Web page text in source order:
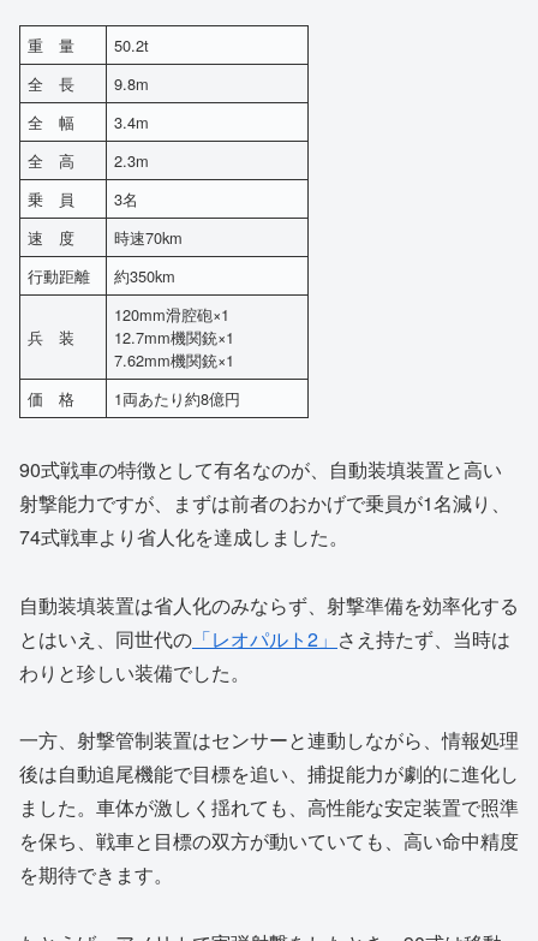
重 量
50.2t
全 長
9.8m
全 幅
3.4m
全 高
2.3m
乗 員
3名
速 度
時速70km
行動距離
約350km
兵 装
120mm滑腔砲×1
12.7mm機関銃×1
7.62mm機関銃×1
価 格
1両あたり約8億円
90式戦車の特徴として有名なのが、自動装填装置と高い
射撃能力ですが、まずは前者のおかげで乗員が1名減り、
74式戦車より省人化を達成しました。
自動装填装置は省人化のみならず、射撃準備を効率化する
とはいえ、同世代の 「レオパルト2」 さえ持たず、当時は
わりと珍しい装備でした。
一方、射撃管制装置はセンサーと連動しながら、情報処理
後は自動追尾機能で目標を追い、捕捉能力が劇的に進化し
ました。車体が激しく揺れても、高性能な安定装置で照準
を保ち、戦車と目標の双方が動いていても、高い命中精度
を期待できます。